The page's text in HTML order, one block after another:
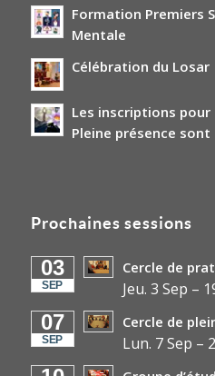
Formation Premiers
Mentale
Célébration du Losar
Les inscriptions pour
Pleine présence
Prochaines sessions
03
SEP
Cercle de
Jeu. 3 Sep –
07
SEP
Cercle de
Lun. 7 Sep –